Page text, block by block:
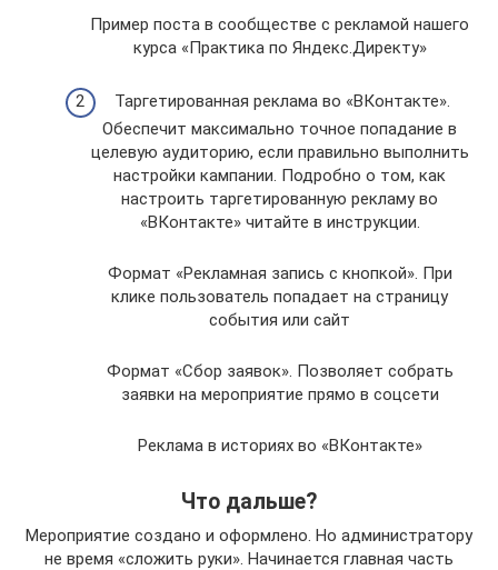
Пример поста в сообществе с рекламой нашего
курса «Практика по Яндекс.Директу»
Таргетированная реклама во «ВКонтакте».
Обеспечит максимально точное попадание в
целевую аудиторию, если правильно выполнить
настройки кампании. Подробно о том, как
настроить таргетированную рекламу во
«ВКонтакте» читайте в инструкции.
Формат «Рекламная запись с кнопкой». При
клике пользователь попадает на страницу
события или сайт
Формат «Сбор заявок». Позволяет собрать
заявки на мероприятие прямо в соцсети
Реклама в историях во «ВКонтакте»
Что дальше?
Мероприятие создано и оформлено. Но администратору
не время «сложить руки». Начинается главная часть